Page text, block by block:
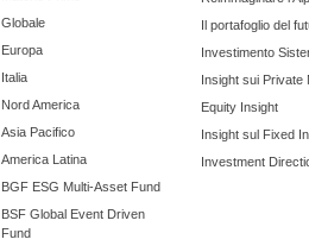
Globale
Europa
Italia
Nord America
Asia Pacifico
America Latina
BGF ESG Multi-Asset Fund
BSF Global Event Driven
Fund
Il portafoglio del
Investimento
Insight sui Private
Equity Insight
Insight sul Fixed
Investment